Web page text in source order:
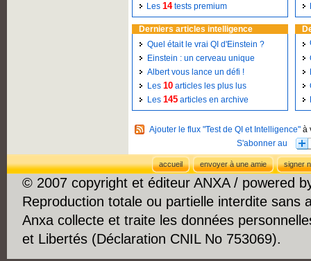
Les 14tests premium
Derniers articles intelligence
Quel était le vrai QI d'Einstein ?
Einstein : un cerveau unique
Albert vous lance un défi !
Les 10 articles les plus lus
Les 145 articles en archive
Ajouter le flux "Test de QI et Intelligence" à
accueil envoyer à une amie signer
© 2007 copyright et éditeur ANXA / powered
Reproduction totale ou partielle interdite sans
Anxa collecte et traite les données
et Libertés (Déclaration CNIL No 753069).